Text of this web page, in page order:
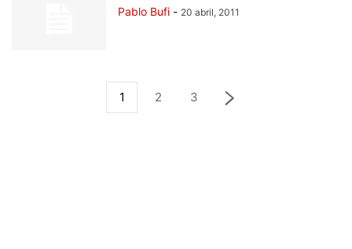
Pablo Bufi - 20 abril, 2011
1 2 3